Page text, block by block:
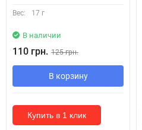
Вес: 17 г
В наличии
110 грн. 125 грн.
В корзину
Купить в 1 клик